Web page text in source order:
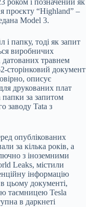
роком і позначений як
проєкту “Highland” –
Model 3.
папку, тоді як запит
виробничих
датованих травнем
сторінковий документ
описує
друкованих плат
за запитом
заводу Tata з
опублікованих
за кілька років, а
з іноземними
Leaks, містили
інформацію
цьому документі,
таємницею Tesla
в даркнеті